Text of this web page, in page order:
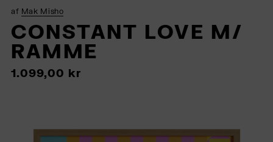
af Mak Misho
CONSTANT LOVE M/
RAMME
1.099,00 kr